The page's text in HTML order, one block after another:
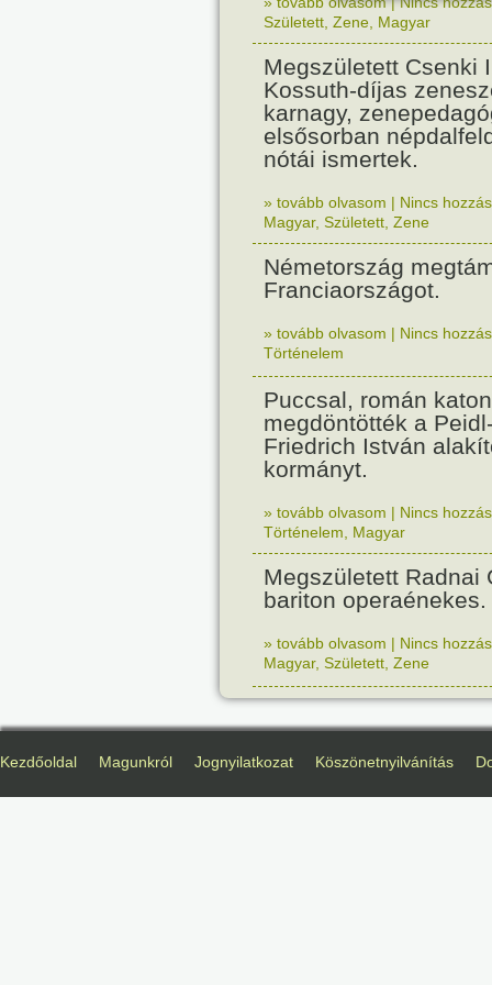
Született Zene Magyar
Megszületett Csenki
Kossuth-díjas
karnagy,
elsősorban
nótái ismertek.
» tovább olvasom | Nincs
Magyar, Született Zene
Németország
Franciaországot.
» tovább olvasom | Nincs
Történelem
Puccsal, román
megdöntötték a
Friedrich István
kormányt.
» tovább olvasom | Nincs
Történelem
Magyar
Megszületett Radnai
bariton operaénekes.
» tovább olvasom | Nincs
Magyar, Született Zene
Kezdőoldal Magunkról Jognyilatkozat Köszönetnyilvánítás